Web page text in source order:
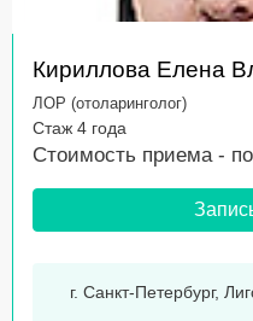
Кириллова Елена
ЛОР (отоларинголог)
Стаж 4 года
Стоимость приема -
г. Санкт-Петербург,